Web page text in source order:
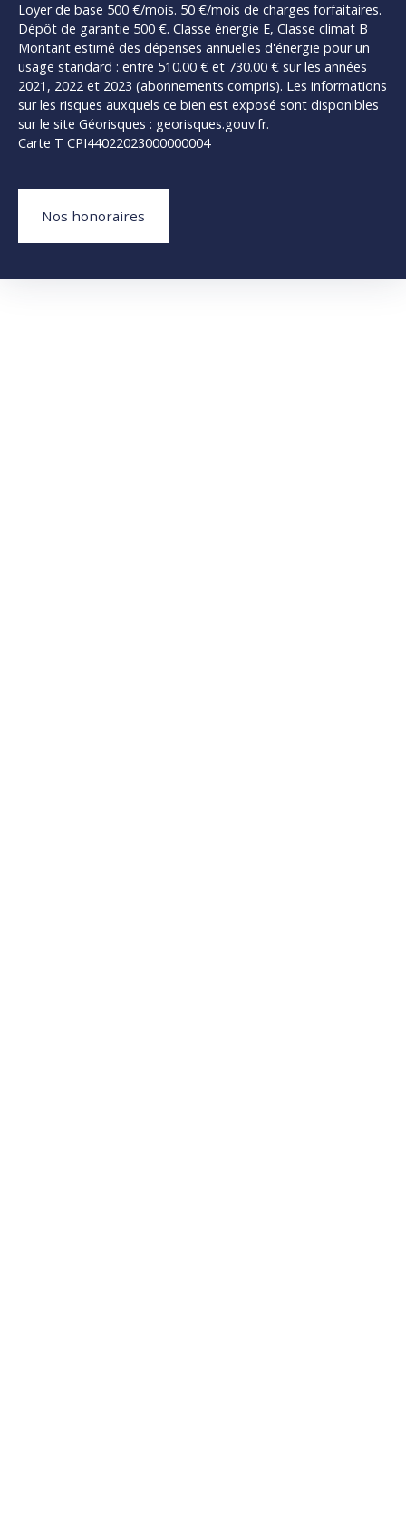
Loyer de base 500 €/mois. 50 €/mois de charges forfaitaires.
Dépôt de garantie 500 €. Classe énergie E, Classe climat B
Montant estimé des dépenses annuelles d'énergie pour un
usage standard : entre 510.00 € et 730.00 € sur les années
2021, 2022 et 2023 (abonnements compris). Les informations
sur les risques auxquels ce bien est exposé sont disponibles
sur le site Géorisques : georisques.gouv.fr.
Carte T CPI44022023000000004
Nos honoraires